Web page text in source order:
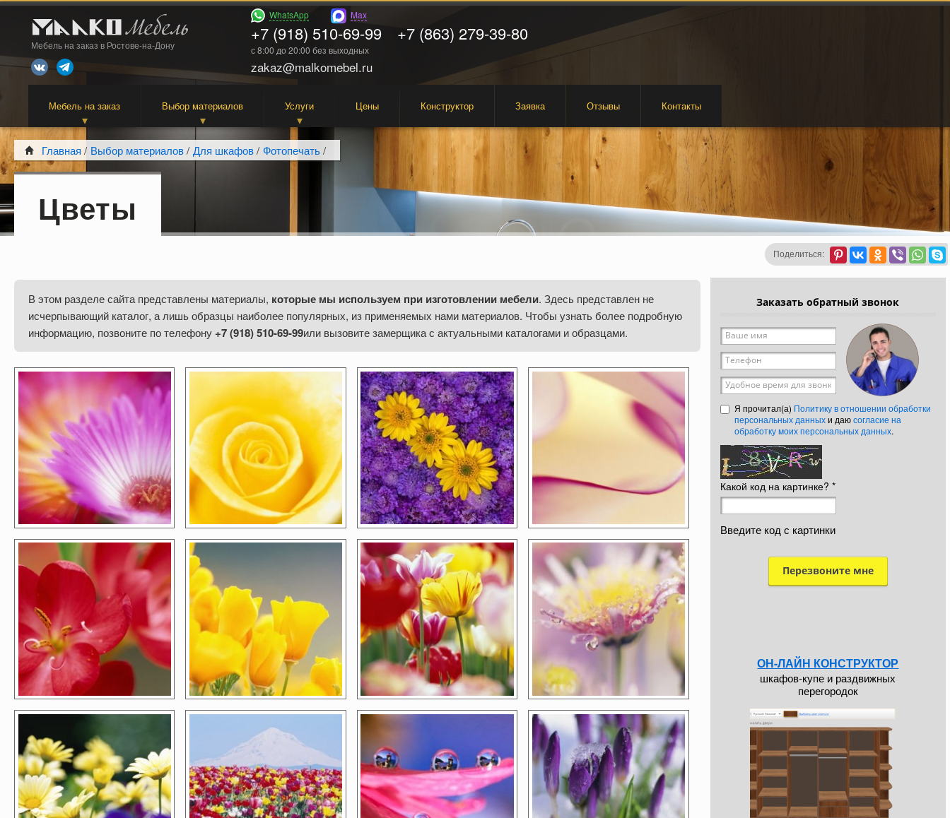
Мебель на заказ в Ростове-на-Дону
WhatsApp Max
+7 (918) 510-69-99 +7 (863) 279-39-80
с 8:00 до 20:00 без выходных
zakaz@malkomebel.ru
Мебель на заказ Выбор материалов Услуги Цены Конструктор Заявка Отзывы Контакты
Главная / Выбор материалов/ Для шкафов/ Фотопечать/
Цветы
Поделиться:
В этом разделе сайта представлены материалы, которые мы используем при изготовлении мебели. Здесь представлен не
исчерпывающий каталог, а лишь образцы наиболее популярных, из применяемых нами материалов. Чтобы узнать более подробную
информацию, позвоните по телефону +7 (918) 510-69-99или вызовите замерщика с актуальными каталогами и образцами.
Заказать обратный звонок
Ваше имя*
Телефон*
Удобное время для звонка
Я прочитал(а) Политику в отношении обработки
персональных данныхи даюсогласие на
обработку моих персональных данных.
Какой код на картинке? *
Введите код с картинки
ОН-ЛАЙН КОНСТРУКТОР
шкафов-купе и раздвижных
перегородок